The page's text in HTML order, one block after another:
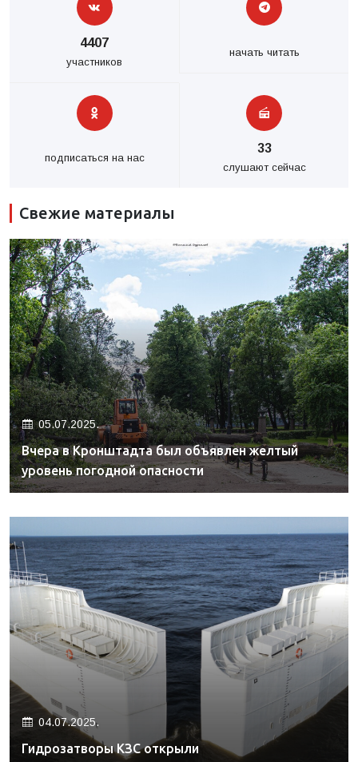
4407
участников
начать читать
подписаться на нас
33
слушают сейчас
Свежие материалы
05.07.2025.
Вчера в Кронштадта был объявлен желтый
уровень погодной опасности
04.07.2025.
Гидрозатворы КЗС открыли